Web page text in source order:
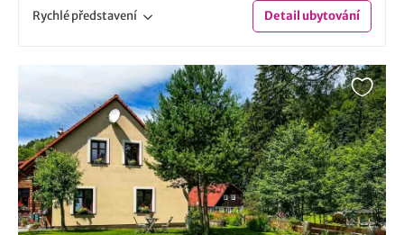
Rychlépředstavení Detailubytování